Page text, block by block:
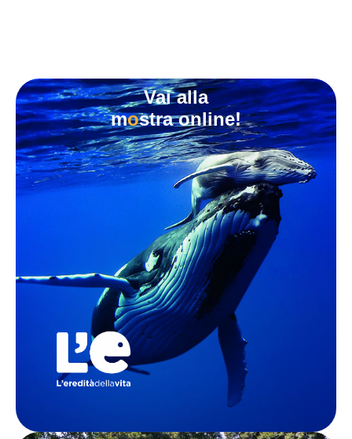
Vai alla
mostra online!